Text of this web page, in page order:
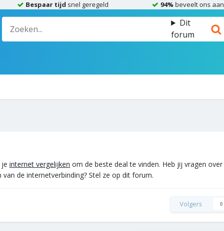
Bespaar tijd snel geregeld 94% beveelt ons aan
Dit
forum
internet vergelijken om de beste deal te vinden. Heb jij vragen over
de internetverbinding? Stel ze op dit forum.
Volgers 0